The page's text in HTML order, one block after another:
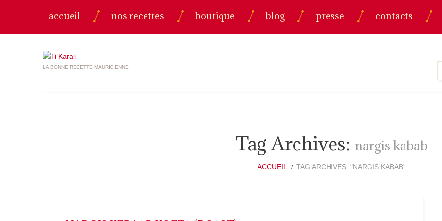
accueil nos recettes boutique blog presse contacts
LA BONNE RECETTE MAURICIENNE
Tag Archives: nargis kabab
ACCUEIL TAG ARCHIVES: "NARGIS KABAB"